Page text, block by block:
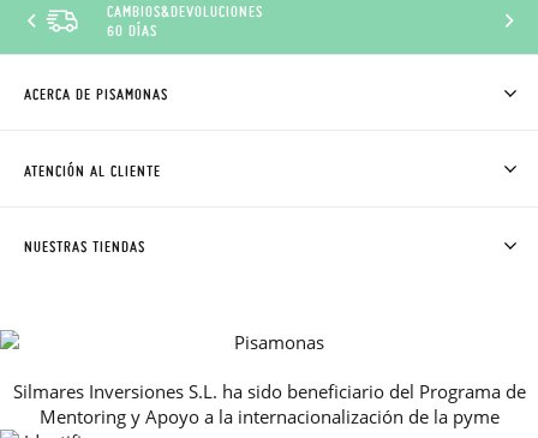
DESCUENTO CLUB
ACERCA DE PISAMONAS
CÓMO COMPRAR
AVISO LEGAL, PRIVACIDAD Y COOKIES
GUIA DE TALLAS
REBAJAS
ATENCIÓN AL CLIENTE
NUESTRAS TIENDAS
Silmares Inversiones S.L. ha sido beneficiario del Programa de
Mentoring y Apoyo a la internacionalización de la pyme